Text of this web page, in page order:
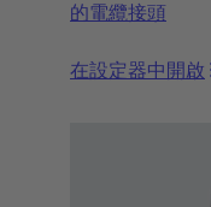
的電纜接頭
在設定器中開啟